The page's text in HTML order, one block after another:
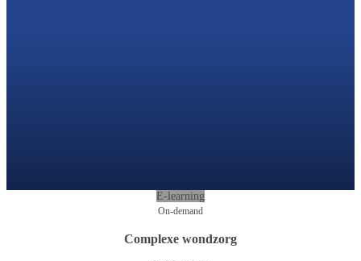
E-learning
On-demand
Complexe wondzorg